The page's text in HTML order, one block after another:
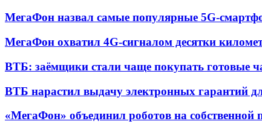
МегаФон назвал самые популярные 5G-
МегаФон охватил 4G-сигналом десятки
ВТБ: заёмщики стали чаще покупать готовые
ВТБ нарастил выдачу электронных гарантий
«МегаФон» объединил роботов на